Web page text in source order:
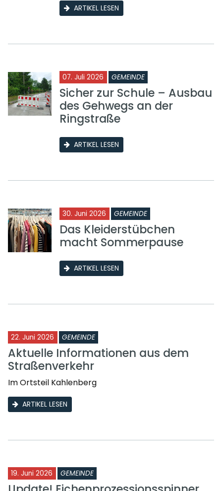
ARTIKEL LESEN
07. Juli 2026 GEMEINDE
Sicher zur Schule – Ausbau
des Gehwegs an der
Ringstraße
ARTIKEL LESEN
30. Juni 2026 GEMEINDE
Das Kleiderstübchen
macht Sommerpause
ARTIKEL LESEN
22. Juni 2026 GEMEINDE
Aktuelle Informationen aus dem
Straßenverkehr
Im Ortsteil Kahlenberg
ARTIKEL LESEN
19. Juni 2026 GEMEINDE